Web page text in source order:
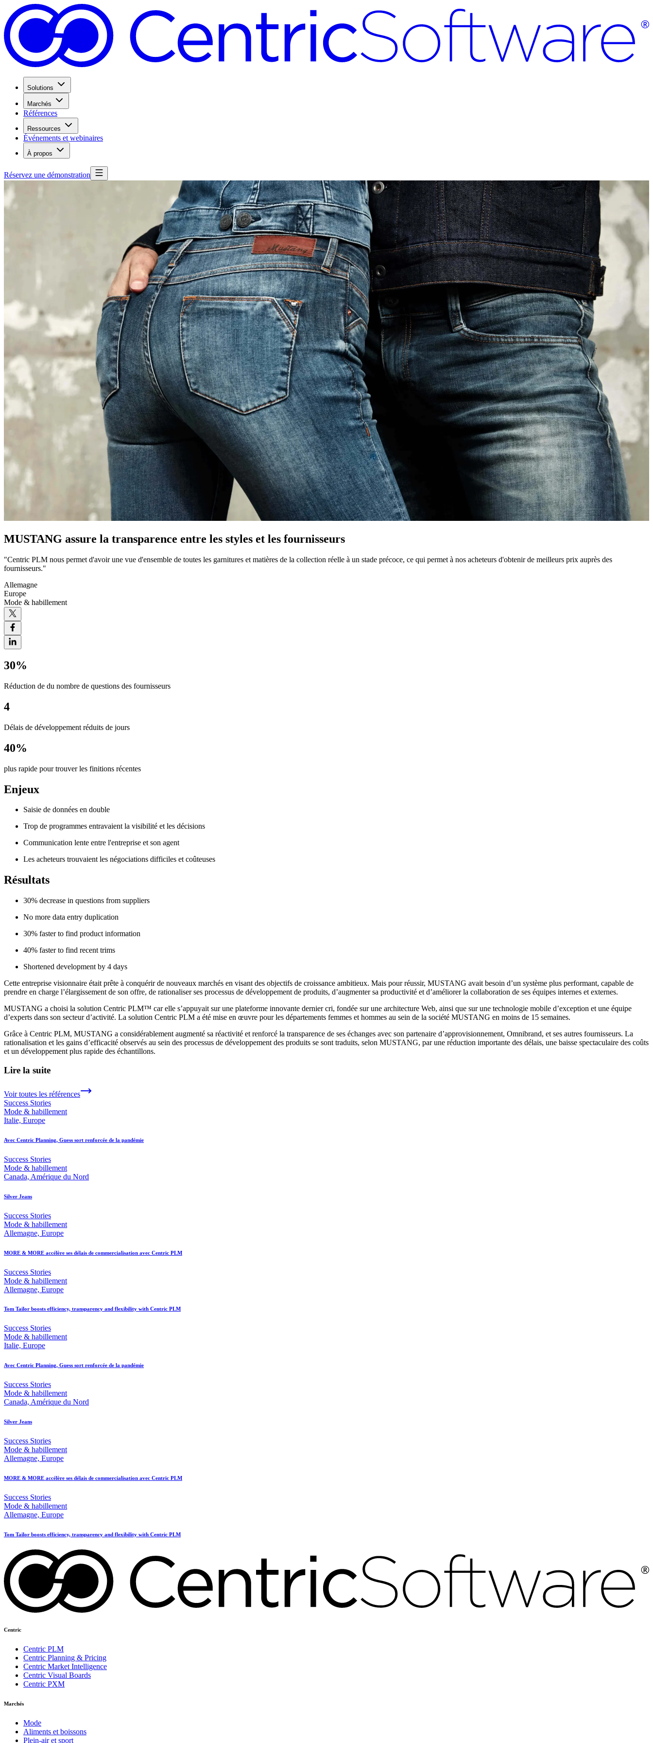
Solutions
Marchés
Références
Ressources
Événements et webinaires
À propos
Réservez une démonstration
MUSTANG assure la transparence entre les styles et les fournisseurs
"Centric PLM nous permet d'avoir une vue d'ensemble de toutes les garnitures et matières de la collection réelle à un stade précoce, ce qui permet à nos acheteurs d'obtenir de meilleurs prix auprès des
fournisseurs."
Allemagne
Europe
Mode & habillement
30%
Réduction de du nombre de questions des fournisseurs
4
Délais de développement réduits de jours
40%
plus rapide pour trouver les finitions récentes
Enjeux
Saisie de données en double
Trop de programmes entravaient la visibilité et les décisions
Communication lente entre l'entreprise et son agent
Les acheteurs trouvaient les négociations difficiles et coûteuses
Résultats
30% decrease in questions from suppliers
No more data entry duplication
30% faster to find product information
40% faster to find recent trims
Shortened development by 4 days
Cette entreprise visionnaire était prête à conquérir de nouveaux marchés en visant des objectifs de croissance ambitieux. Mais pour réussir, MUSTANG avait besoin d’un système plus performant, capable de
prendre en charge l’élargissement de son offre, de rationaliser ses processus de développement de produits, d’augmenter sa productivité et d’améliorer la collaboration de ses équipes internes et externes.
MUSTANG a choisi la solution Centric PLM™ car elle s’appuyait sur une plateforme innovante dernier cri, fondée sur une architecture Web, ainsi que sur une technologie mobile d’exception et une équipe
d’experts dans son secteur d’activité. La solution Centric PLM a été mise en œuvre pour les départements femmes et hommes au sein de la société MUSTANG en moins de 15 semaines.
Grâce à Centric PLM, MUSTANG a considérablement augmenté sa réactivité et renforcé la transparence de ses échanges avec son partenaire d’approvisionnement, Omnibrand, et ses autres fournisseurs. La
rationalisation et les gains d’efficacité observés au sein des processus de développement des produits se sont traduits, selon MUSTANG, par une réduction importante des délais, une baisse spectaculaire des coûts
et un développement plus rapide des échantillons.
Lire la suite
Voir toutes les références
Success Stories
Mode & habillement
Italie, Europe
Avec Centric Planning, Guess sort renforcée de la pandémie
Success Stories
Mode & habillement
Canada, Amérique du Nord
Silver Jeans
Success Stories
Mode & habillement
Allemagne, Europe
MORE & MORE accélère ses délais de commercialisation avec Centric PLM
Success Stories
Mode & habillement
Allemagne, Europe
Tom Tailor boosts efficiency, transparency and flexibility with Centric PLM
Success Stories
Mode & habillement
Italie, Europe
Avec Centric Planning, Guess sort renforcée de la pandémie
Success Stories
Mode & habillement
Canada, Amérique du Nord
Silver Jeans
Success Stories
Mode & habillement
Allemagne, Europe
MORE & MORE accélère ses délais de commercialisation avec Centric PLM
Success Stories
Mode & habillement
Allemagne, Europe
Tom Tailor boosts efficiency, transparency and flexibility with Centric PLM
Centric
Centric PLM
Centric Planning & Pricing
Centric Market Intelligence
Centric Visual Boards
Centric PXM
Marchés
Mode
Aliments et boissons
Plein-air et sport